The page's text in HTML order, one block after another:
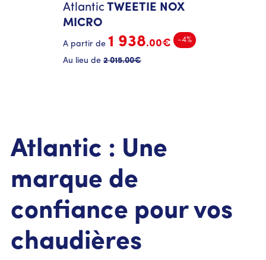
Atlantic TWEETIE NOX
MICRO
A partir de 1 938.00€ -4%
Au lieu de 2 015.00€
Atlantic : Une
marque de
confiance pour vos
chaudières